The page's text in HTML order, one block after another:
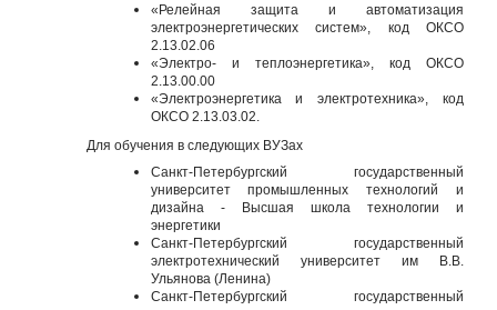
«Релейная защита и автоматизация
электроэнергетических систем», код ОКСО
2.13.02.06
«Электро- и теплоэнергетика», код ОКСО
2.13.00.00
«Электроэнергетика и электротехника», код
ОКСО 2.13.03.02.
Для обучения в следующих ВУЗах
Санкт-Петербургский государственный
университет промышленных технологий и
дизайна - Высшая школа технологии и
энергетики
Санкт-Петербургский государственный
электротехнический университет им В.В.
Ульянова (Ленина)
Санкт-Петербургский государственный